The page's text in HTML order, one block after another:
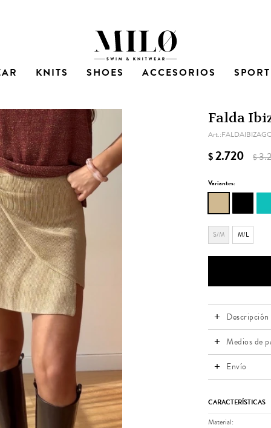
KNITS SHOES ACCESORIOS SPORT
Falda
$2.720 $
Variantes:
S/M M/L
Descripción
Medios de
Envío
CARACTERÍSTICAS
Material